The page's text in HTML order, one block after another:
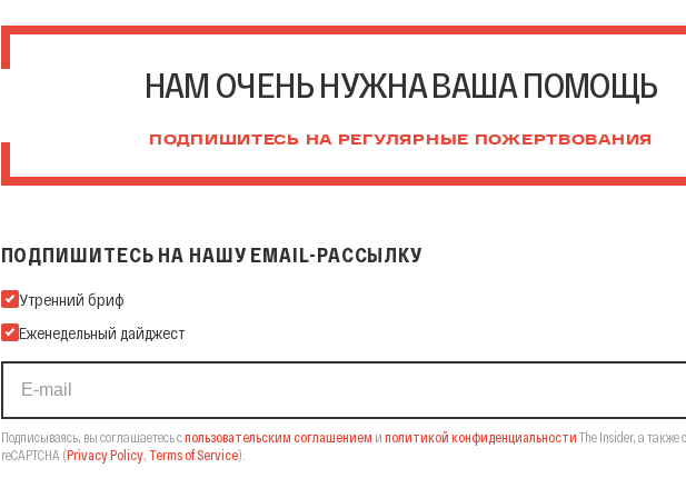
НАМ ОЧЕНЬ НУЖНА ВАША ПОМОЩЬ
ПОДПИШИТЕСЬ НА РЕГУЛЯРНЫЕ ПОЖЕРТВОВАНИЯ
ПОДПИШИТЕСЬ НА НАШУ EMAIL-РАССЫЛКУ
Подпишитесь на нашу Email-рассылку
Утренний бриф
Еженедельный дайджест
Подписываясь, вы соглашаетесь спользовательским соглашением и политикой конфиденциальности The Insider, а также
reCAPTCHA (Privacy Policy, Terms of Service).